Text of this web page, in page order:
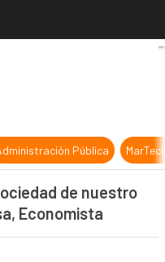
la economía y
Pública
de nuestro
Economista